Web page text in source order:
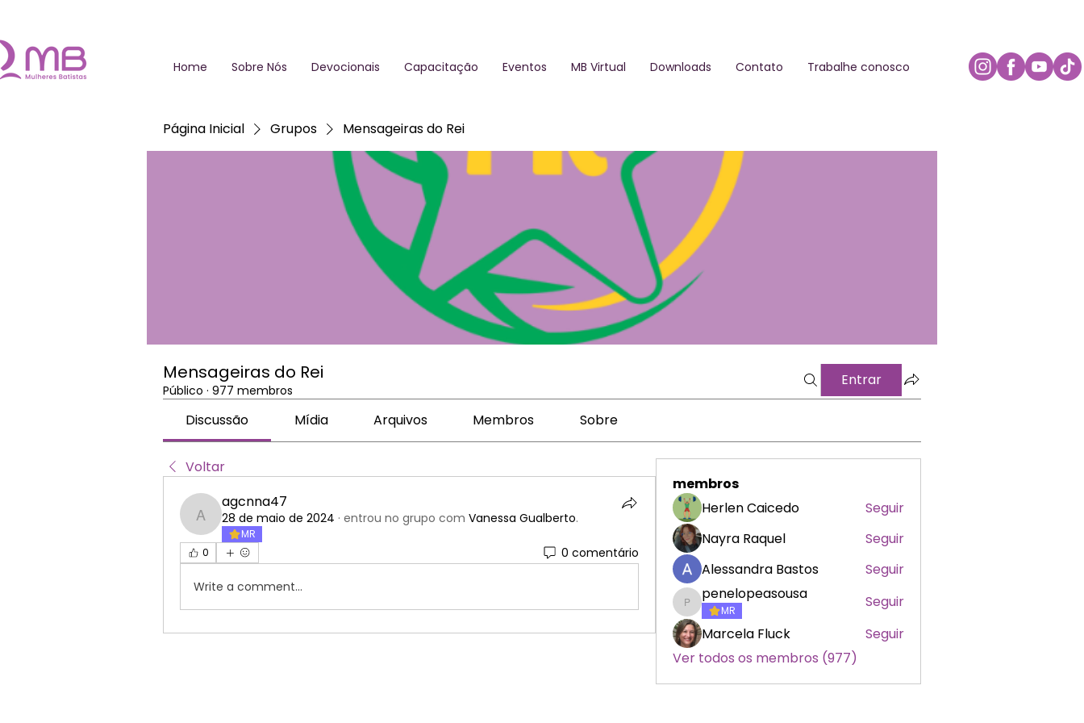
Home Sobre Nós Devocionais Capacitação Eventos MB Virtual Downloads Contato Trabalhe conosco
Página Inicial Grupos Mensageiras do Rei
Mensageiras do Rei
Público · 977 membros
Entrar
Discussão Mídia Arquivos Membros Sobre
Voltar
agcnna47
agcnna47
28 de maio de 2024 · entrou no grupo com Vanessa Gualberto.
MR
0
0 comentário
Write a comment...
membros
Herlen Caicedo
Seguir
Nayra Raquel
Seguir
Alessandra Bastos
Seguir
penelopeasousa
penelopeasousa
MR
Seguir
Marcela Fluck
Seguir
Ver todos os membros (977)